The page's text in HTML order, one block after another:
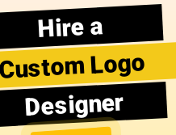
Hire a
Custom Logo
Designer